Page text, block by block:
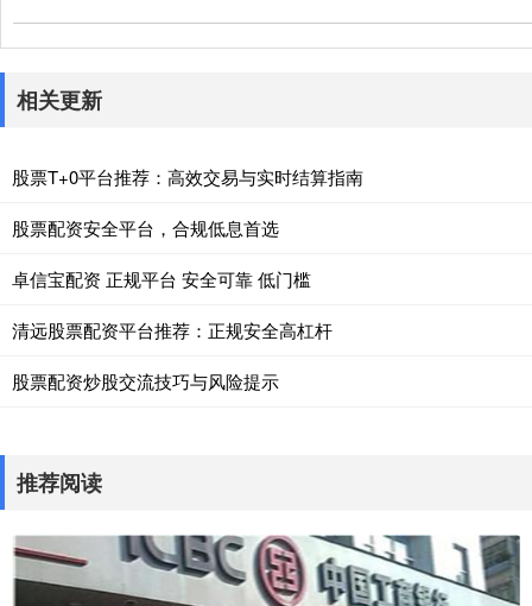
相关更新
股票T+0平台推荐：高效交易与实时结算指南
股票配资安全平台，合规低息首选
卓信宝配资 正规平台 安全可靠 低门槛
清远股票配资平台推荐：正规安全高杠杆
股票配资炒股交流技巧与风险提示
推荐阅读